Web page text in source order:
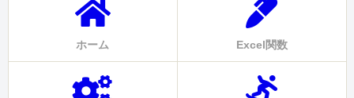
ホーム Excel関数